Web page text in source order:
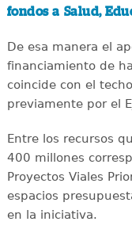
fondos a Salud,
De esa manera el
financiamiento de
coincide con el
previamente por el
Entre los recursos
400 millones
Proyectos Viales
espacios
en la iniciativa.